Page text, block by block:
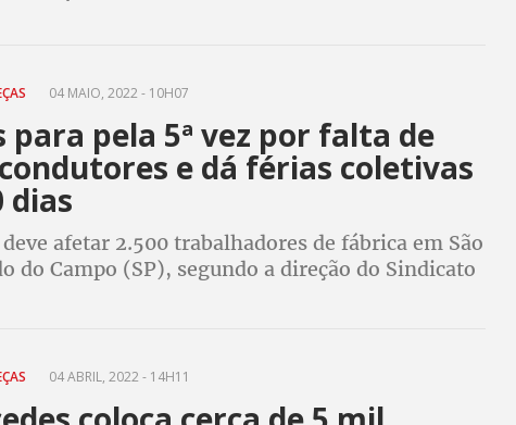
04 MAIO, 2022 - 10H07
para pela 5ª vez por falta de
e dá férias coletivas
dias
afetar 2.500 trabalhadores de fábrica em São
do Campo (SP), segundo a direção do Sindicato
04 ABRIL, 2022 - 14H11